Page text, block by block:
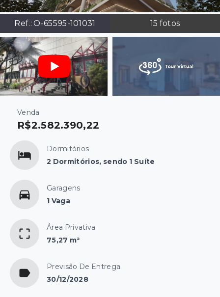
Ref.:O-65595-101031 15 fotos
Venda
R$2.582.390,22
Dormitórios
2 Dormitórios, sendo 1 Suíte
Garagens
1 Vaga
Área Privativa
75,27 m²
Previsão De Entrega
30/12/2028